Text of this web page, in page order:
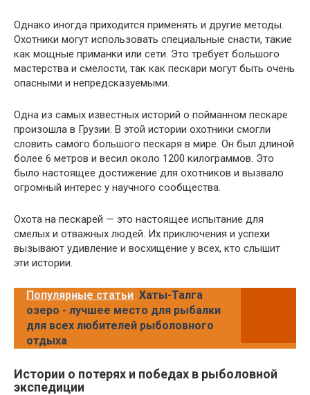
Однако иногда приходится применять и другие методы.
Охотники могут использовать специальные снасти, такие
как мощные приманки или сети. Это требует большого
мастерства и смелости, так как пескари могут быть очень
опасными и непредсказуемыми.
Одна из самых известных историй о пойманном пескаре
произошла в Грузии. В этой истории охотники смогли
словить самого большого пескаря в мире. Он был длиной
более 6 метров и весил около 1200 килограммов. Это
было настоящее достижение для охотников и вызвало
огромный интерес у научного сообщества.
Охота на пескарей — это настоящее испытание для
смелых и отважных людей. Их приключения и успехи
вызывают удивление и восхищение у всех, кто слышит
эти истории.
Популярные статьи Хаты-Талга
озеро - лучшее место для рыбалки
для всех любителей рыболовного
отдыха
Истории о потерях и победах в рыболовной
экспедиции